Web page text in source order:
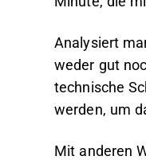
Analysiert
weder gut
technische
werden, um
Mit anderen